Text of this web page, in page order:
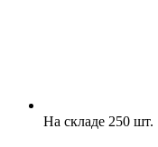
На складе 250 шт.